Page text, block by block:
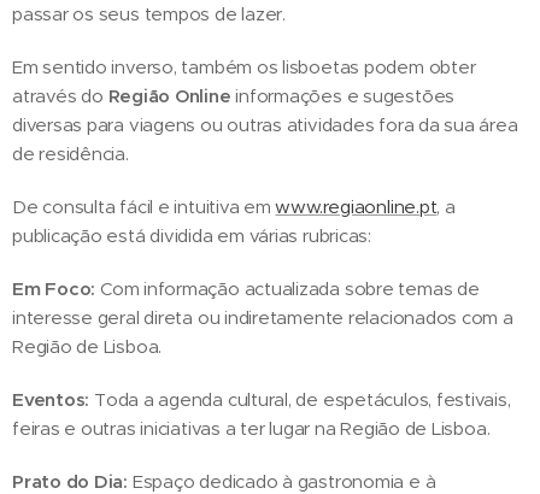
passar os seus tempos de lazer.
Em sentido inverso, também os lisboetas podem obter
através do Região Online informações e sugestões
diversas para viagens ou outras atividades fora da sua área
de residência.
De consulta fácil e intuitiva emwww.regiaonline.pt, a
publicação está dividida em várias rubricas:
Em Foco: Com informação actualizada sobre temas de
interesse geral direta ou indiretamente relacionados com a
Região de Lisboa.
Eventos: Toda a agenda cultural, de espetáculos, festivais,
feiras e outras iniciativas a ter lugar na Região de Lisboa.
Prato do Dia: Espaço dedicado à gastronomia e à